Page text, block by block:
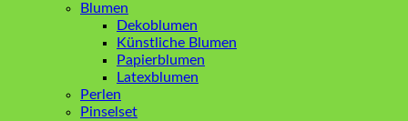
Blumen
Dekoblumen
Künstliche Blumen
Papierblumen
Latexblumen
Perlen
Pinselset